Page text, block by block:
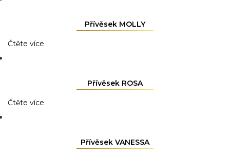
Přívěsek MOLLY
Čtěte více
Přívěsek ROSA
Čtěte více
Přívěsek VANESSA